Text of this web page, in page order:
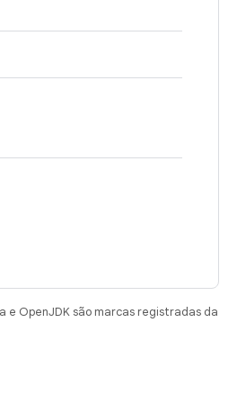
e OpenJDK são marcas registradas da